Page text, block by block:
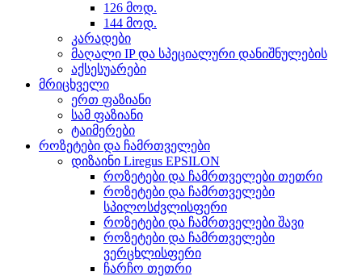
126 მოდ.
144 მოდ.
კარადები
მაღალი IP და სპეციალური დანიშნულების
აქსესუარები
მრიცხველი
ერთ ფაზიანი
სამ ფაზიანი
ტაიმერები
როზეტები და ჩამრთველები
დიზაინი Liregus EPSILON
როზეტები და ჩამრთველები თეთრი
როზეტები და ჩამრთველები
სპილოსძვლისფერი
როზეტები და ჩამრთველები შავი
როზეტები და ჩამრთველები
ვერცხლისფერი
ჩარჩო თეთრი